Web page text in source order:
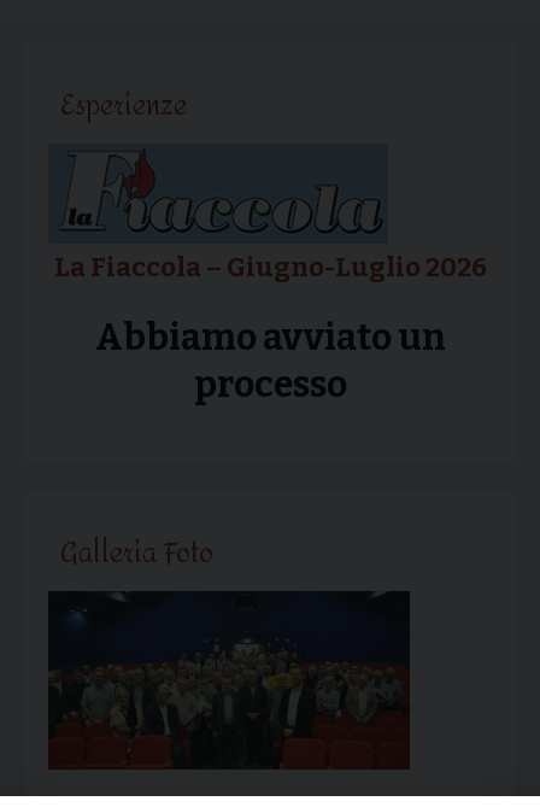
Esperienze
La Fiaccola – Giugno-Luglio 2026
Abbiamo avviato un
processo
Galleria Foto